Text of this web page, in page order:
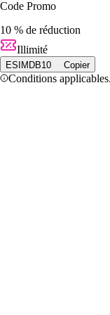
Code Promo
10 % de réduction
Illimité
ESIMDB10 Copier
Conditions applicables.